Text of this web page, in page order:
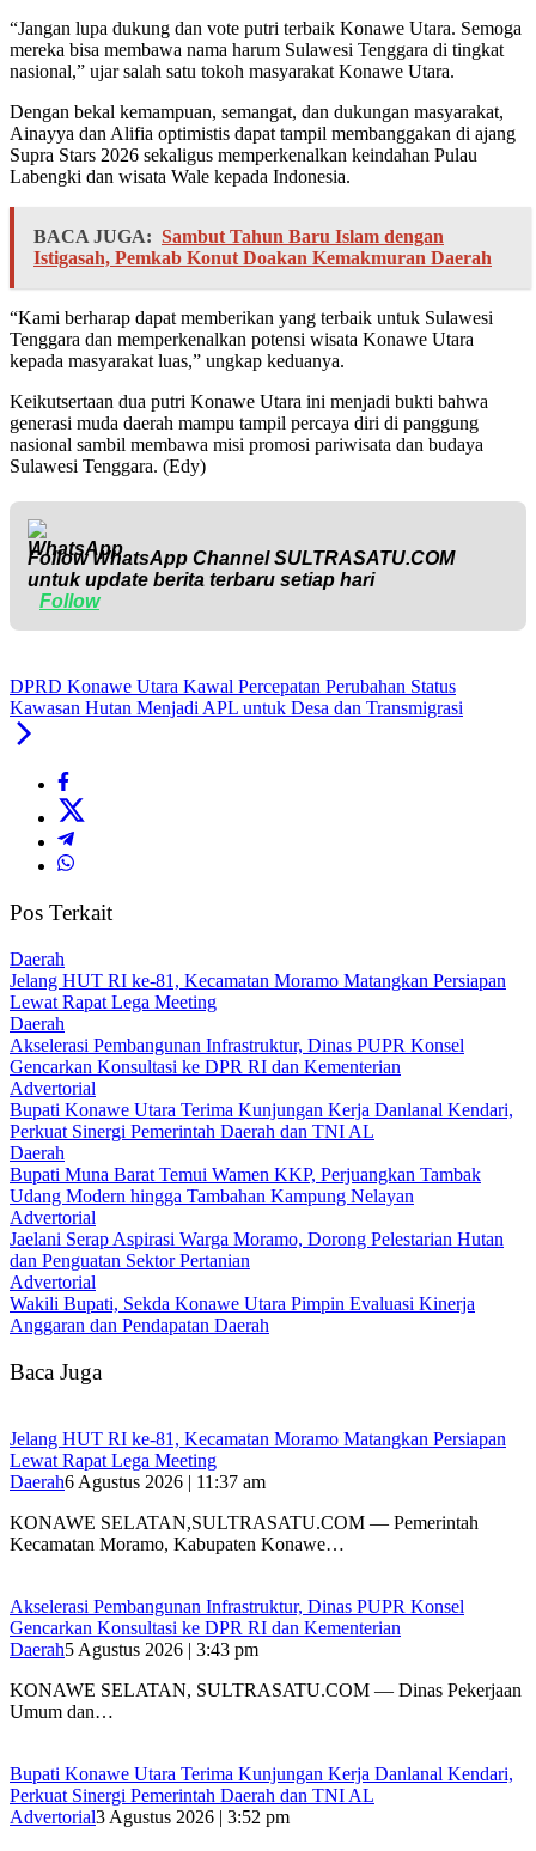
“Jangan lupa dukung dan vote putri terbaik Konawe Utara. Semoga
mereka bisa membawa nama harum Sulawesi Tenggara di tingkat
nasional,” ujar salah satu tokoh masyarakat Konawe Utara.
Dengan bekal kemampuan, semangat, dan dukungan masyarakat,
Ainayya dan Alifia optimistis dapat tampil membanggakan di ajang
Supra Stars 2026 sekaligus memperkenalkan keindahan Pulau
Labengki dan wisata Wale kepada Indonesia.
BACA JUGA: Sambut Tahun Baru Islam dengan
Istigasah, Pemkab Konut Doakan Kemakmuran Daerah
“Kami berharap dapat memberikan yang terbaik untuk Sulawesi
Tenggara dan memperkenalkan potensi wisata Konawe Utara
kepada masyarakat luas,” ungkap keduanya.
Keikutsertaan dua putri Konawe Utara ini menjadi bukti bahwa
generasi muda daerah mampu tampil percaya diri di panggung
nasional sambil membawa misi promosi pariwisata dan budaya
Sulawesi Tenggara. (Edy)
Follow WhatsApp ChannelSULTRASATU.COM
untuk update berita terbaru setiap hari
Follow
DPRD Konawe Utara Kawal Percepatan Perubahan Status
Kawasan Hutan Menjadi APL untuk Desa dan Transmigrasi
Pos Terkait
Daerah
‎Jelang HUT RI ke-81, Kecamatan Moramo Matangkan Persiapan
Lewat Rapat Lega Meeting
Daerah
Akselerasi Pembangunan Infrastruktur, Dinas PUPR Konsel
Gencarkan Konsultasi ke DPR RI dan Kementerian
Advertorial
Bupati Konawe Utara Terima Kunjungan Kerja Danlanal Kendari,
Perkuat Sinergi Pemerintah Daerah dan TNI AL
Daerah
‎Bupati Muna Barat Temui Wamen KKP, Perjuangkan Tambak
Udang Modern hingga Tambahan Kampung Nelayan
Advertorial
Jaelani Serap Aspirasi Warga Moramo, Dorong Pelestarian Hutan
dan Penguatan Sektor Pertanian
Advertorial
Wakili Bupati, Sekda Konawe Utara Pimpin Evaluasi Kinerja
Anggaran dan Pendapatan Daerah
Baca Juga
‎Jelang HUT RI ke-81, Kecamatan Moramo Matangkan Persiapan
Lewat Rapat Lega Meeting
Daerah6 Agustus 2026 | 11:37 am
KONAWE SELATAN,SULTRASATU.COM — Pemerintah
Kecamatan Moramo, Kabupaten Konawe…
Akselerasi Pembangunan Infrastruktur, Dinas PUPR Konsel
Gencarkan Konsultasi ke DPR RI dan Kementerian
Daerah5 Agustus 2026 | 3:43 pm
KONAWE SELATAN, SULTRASATU.COM — Dinas Pekerjaan
Umum dan…
Bupati Konawe Utara Terima Kunjungan Kerja Danlanal Kendari,
Perkuat Sinergi Pemerintah Daerah dan TNI AL
Advertorial3 Agustus 2026 | 3:52 pm